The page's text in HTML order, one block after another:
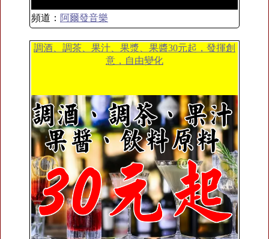
頻道： 阿爾發音樂
調酒、調茶、果汁、果漿、果醬30元起，發揮創
意，自由變化